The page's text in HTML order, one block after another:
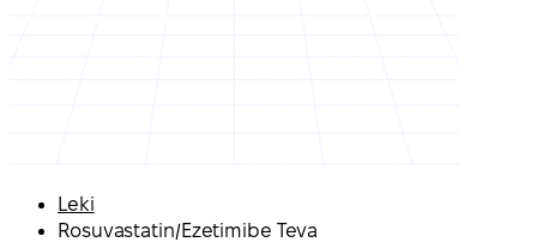
Leki
Rosuvastatin/Ezetimibe Teva